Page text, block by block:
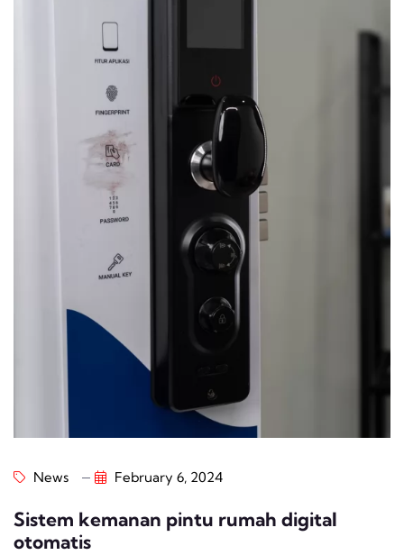
News February 6, 2024
Sistem kemanan pintu rumah digital
otomatis